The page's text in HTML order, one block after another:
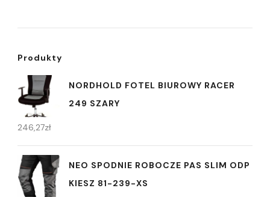
Produkty
NORDHOLD FOTEL BIUROWY RACER
249 SZARY
246,27zł
NEO SPODNIE ROBOCZE PAS SLIM ODP
KIESZ 81-239-XS